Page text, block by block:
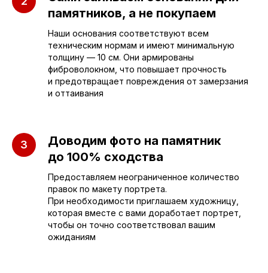
памятников, а не покупаем
Наши основания соответствуют всем
техническим нормам и имеют минимальную
толщину — 10 см. Они армированы
фиброволокном, что повышает прочность
и предотвращает повреждения от замерзания
и оттаивания
Доводим фото на памятник
до 100% сходства
Предоставляем неограниченное количество
правок по макету портрета.
При необходимости приглашаем художницу,
которая вместе с вами доработает портрет,
чтобы он точно соответствовал вашим
ожиданиям
sleza-v-kamne64@yandex.ru
+7 (953) 637-24-55